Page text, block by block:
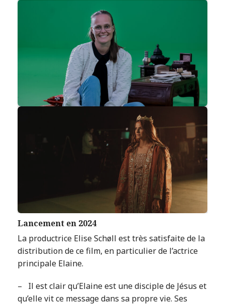
Lancement en 2024
La productrice Elise Schøll est très satisfaite de la
distribution de ce film, en particulier de l’actrice
principale Elaine.
– Il est clair qu’Elaine est une disciple de Jésus et
qu’elle vit ce message dans sa propre vie. Ses